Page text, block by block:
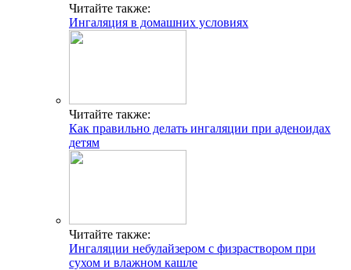
Читайте также:
Ингаляция в домашних условиях
Читайте также:
Как правильно делать ингаляции при аденоидах
детям
Читайте также:
Ингаляции небулайзером с физраствором при
сухом и влажном кашле